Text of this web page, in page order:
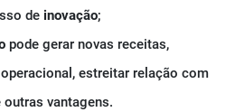
de inovação;
pode gerar novas receitas,
estreitar relação com
vantagens.